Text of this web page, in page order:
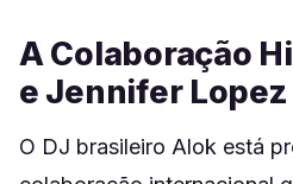
A Colaboração
e Jennifer Lopez
O DJ brasileiro Alok está